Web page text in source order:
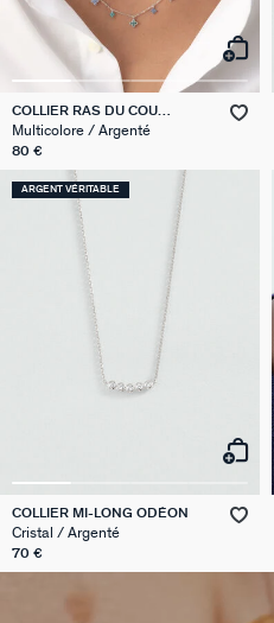
COLLIER RAS DU COU
BELOVED
Multicolore / Argenté
80 €
ARGENT VÉRITABLE
COLLIER MI-LONG ODÉON
Cristal / Argenté
70 €